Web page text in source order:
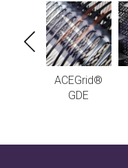
ACEGrid®
GDE